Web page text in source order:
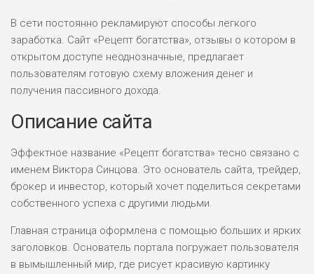
В сети постоянно рекламируют способы легкого
заработка. Сайт «Рецепт богатства», отзывы о котором в
открытом доступе неоднозначные, предлагает
пользователям готовую схему вложения денег и
получения пассивного дохода.
Описание сайта
Эффектное название «Рецепт богатства» тесно связано с
именем Виктора Синцова. Это основатель сайта, трейдер,
брокер и инвестор, который хочет поделиться секретами
собственного успеха с другими людьми.
Главная страница оформлена с помощью больших и ярких
заголовков. Основатель портала погружает пользователя
в вымышленный мир, где рисует красивую картинку